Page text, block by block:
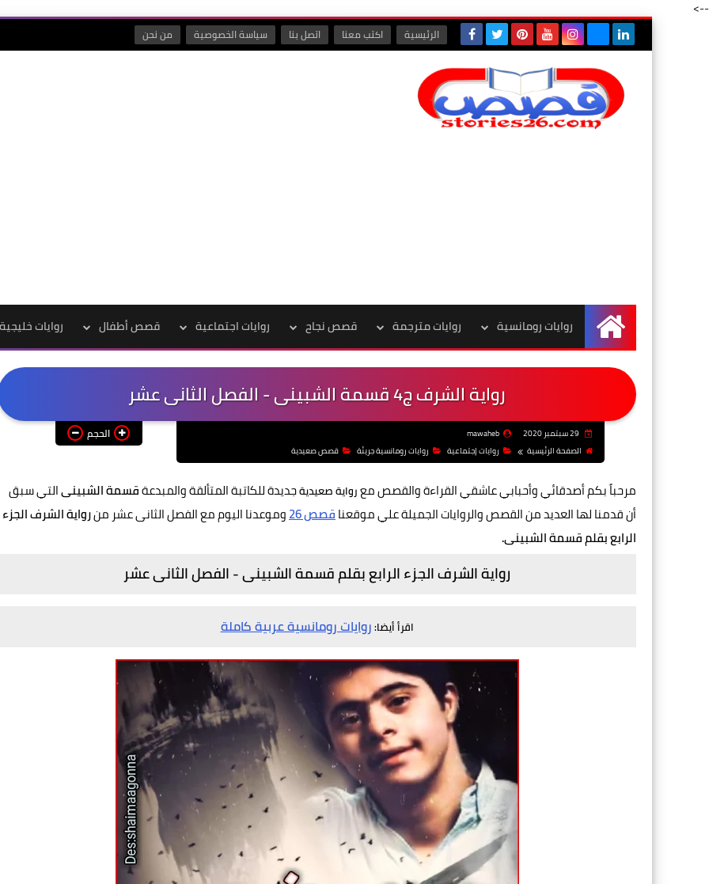
-->
الرئيسية اكتب معنا اتصل بنا سياسة الخصوصية من نحن
الرئيسية
روايات رومانسية روايات مترجمة قصص نجاح روايات اجتماعية قصص أطفال روايات خليجية
رواية الشرف ج4 قسمة الشبينى - الفصل الثانى عشر
mawaheb
الصفحة الرئيسية
روايات إجتماعية روايات رومانسية جريئة قصص صعيدية
الحجم
مرحباً بكم أصدقائي وأحبابي عاشقي القراءة والقصص معرواية صعيديةجديدة للكاتبة المتألقة والمبدعةقسمة الشبينىالتي سبق
أن قدمنا لها العديد من القصص والروايات الجميلة علي موقعناقصص 26 وموعدنا اليوم مع الفصل الثانى عشر منرواية الشرف الجزء
الرابع بقلم قسمة الشبينى.
رواية الشرف الجزء الرابع بقلم قسمة الشبينى - الفصل الثانى عشر
اقرأ أيضا:روايات رومانسية عربية كاملة